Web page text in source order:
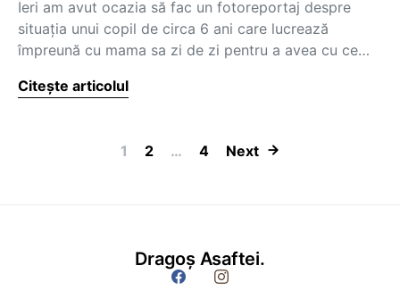
Ieri am avut ocazia să fac un fotoreportaj despre
situaţia unui copil de circa 6 ani care lucrează
împreună cu mama sa zi de zi pentru a avea cu ce…
Citește articolul
Paginație
1 2 … 4 Next
Dragoș Asaftei.